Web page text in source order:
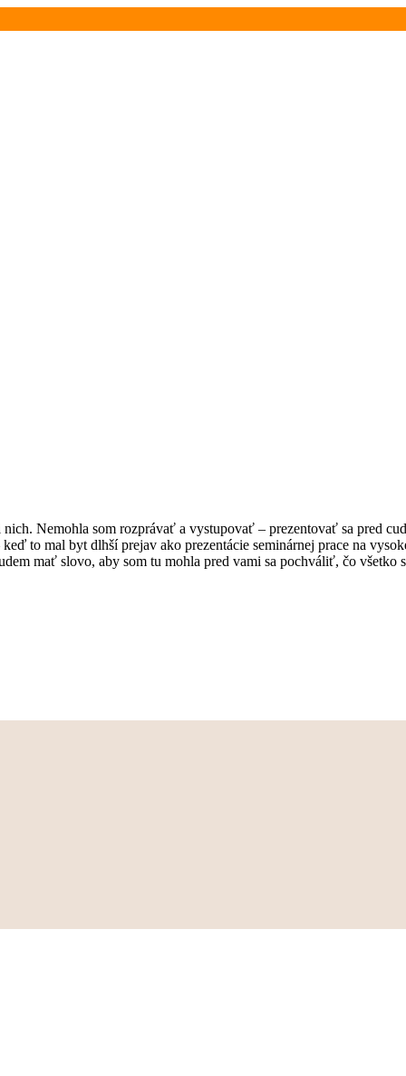
Nemohla som rozprávať a vystupovať – prezentovať sa pred
to mal byt dlhší prejav ako prezentácie seminárnej prace na
mať slovo, aby som tu mohla pred vami sa pochváliť, čo všetko